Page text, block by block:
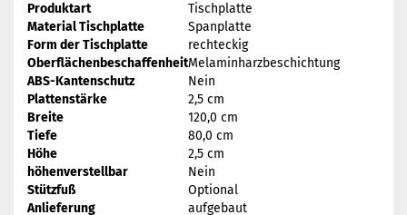
Produktart
Tischplatte
Material Tischplatte
Spanplatte
Form der Tischplatte
rechteckig
OberflächenbeschaffenheitMelaminharzbeschichtung
ABS-Kantenschutz
Nein
Plattenstärke
2,5 cm
Breite
120,0 cm
Tiefe
80,0 cm
Höhe
2,5 cm
höhenverstellbar
Nein
Stützfuß
Optional
Anlieferung
aufgebaut